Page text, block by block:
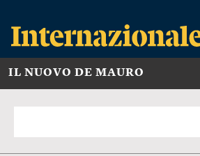
IL NUOVO DE MAURO